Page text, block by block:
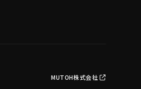
MUTOH株式会社